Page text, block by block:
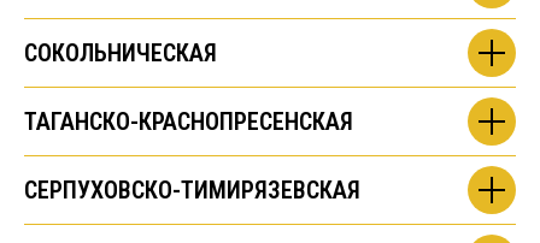
СОКОЛЬНИЧЕСКАЯ
ТАГАНСКО-КРАСНОПРЕСЕНСКАЯ
СЕРПУХОВСКО-ТИМИРЯЗЕВСКАЯ